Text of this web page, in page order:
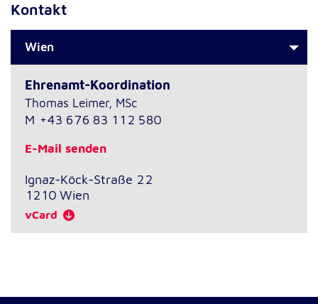
Kontakt
Wien
Ehrenamt-Koordination
Thomas Leimer, MSc
M +43 676 83 112 580
E-Mail senden
Ignaz-Köck-Straße 22
1210 Wien
vCard
Google LLC
Externe Dienste
Kartendiensten anzeigen zu können, werden von
diesen externen Diensten Cookies gesetzt.
Zweck: